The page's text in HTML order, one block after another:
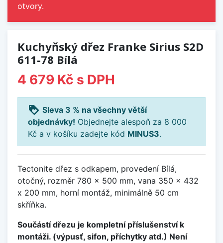
otvory.
Kuchyňský dřez Franke Sirius S2D
611-78 Bílá
4 679 Kč s DPH
loyalty Sleva 3 % na všechny větší
objednávky! Objednejte alespoň za 8 000
Kč a v košíku zadejte kód MINUS3.
Tectonite dřez s odkapem, provedení Bílá,
otočný, rozměr 780 x 500 mm, vana 350 x 432
x 200 mm, horní montáž, minimálně 50 cm
skříňka.
Součástí dřezu je kompletní příslušenství k
montáži. (výpusť, sifon, příchytky atd.) Není